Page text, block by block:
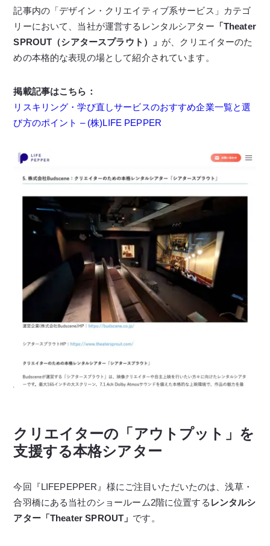
記事内の「デザイン・クリエイティブ系サービス」カテゴ
リーにおいて、当社が運営するレンタルシアター 「Theater
SPROUT（シアタースプラウト）」 が、クリエイターのた
めの本格的な表現の場として紹介されています。
掲載記事はこちら：
リスキリング・学び直しサービスのおすすめ企業一覧と選
び方のポイント – (株)LIFE PEPPER
クリエイターの「アウトプット」を
支援する本格シアター
今回『LIFEPEPPER』様にご注目いただいたのは、浅草・
合羽橋にある当社のショールーム2階に位置する レンタルシ
アター「Theater SPROUT」 です。